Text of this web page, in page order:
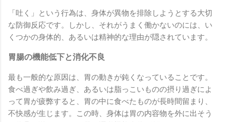
「吐く」という行為は、身体が異物を排除しようとする大切
な防御反応です。しかし、それがうまく働かないのには、い
くつかの身体的、あるいは精神的な理由が隠されています。
胃腸の機能低下と消化不良
最も一般的な原因は、胃の動きが鈍くなっていることです。
食べ過ぎや飲み過ぎ、あるいは脂っこいものの摂り過ぎによ
って胃が疲弊すると、胃の中に食べたものが長時間留まり、
不快感が生じます。この時、身体は胃の内容物を外に出そう